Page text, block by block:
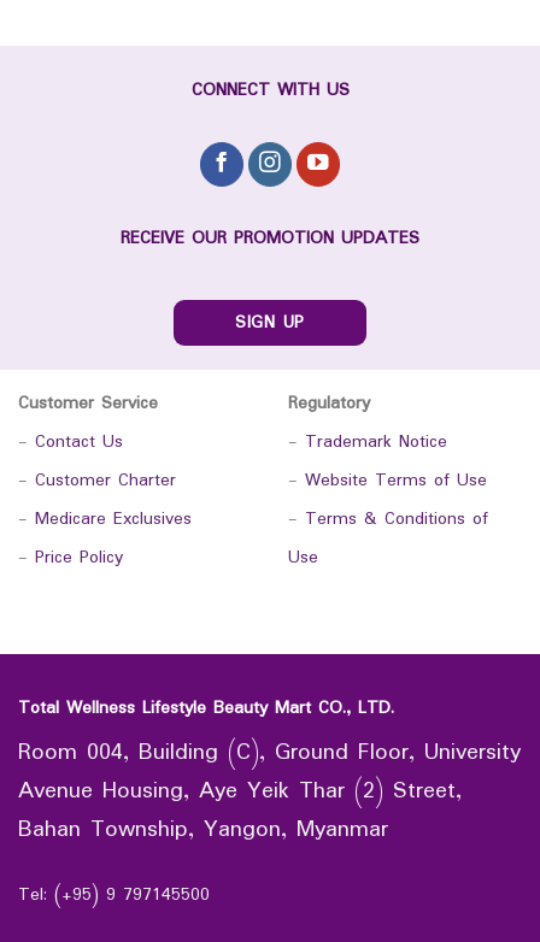
CONNECT WITH US
RECEIVE OUR PROMOTION UPDATES
SIGN UP
Customer Service
- Contact Us
- Customer Charter
- Medicare Exclusives
- Price Policy
Regulatory
- Trademark Notice
- Website Terms of Use
- Terms & Conditions of
Use
Total Wellness Lifestyle Beauty Mart CO., LTD.
Room 004, Building (C), Ground Floor, University
Avenue Housing, Aye Yeik Thar (2) Street,
Bahan Township, Yangon, Myanmar
Tel: (+95) 9 797145500